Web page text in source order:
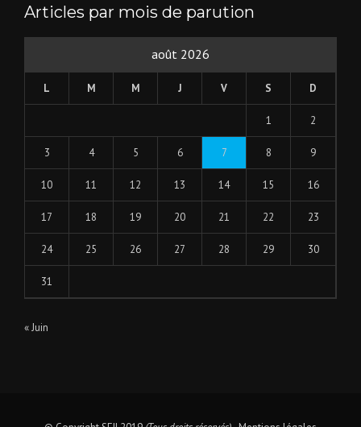
Articles par mois de parution
août 2026
L M M J V S D
1 2
3 4 5 6 7 8 9
10 11 12 13 14 15 16
17 18 19 20 21 22 23
24 25 26 27 28 29 30
31
« Juin